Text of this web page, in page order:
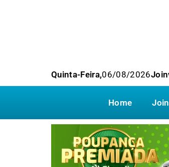
Quinta-Feira,06/08/2026
Home